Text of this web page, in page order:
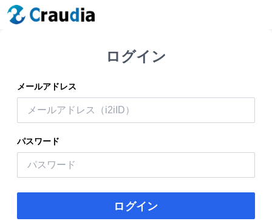
ログイン
メールアドレス
パスワード
ログイン